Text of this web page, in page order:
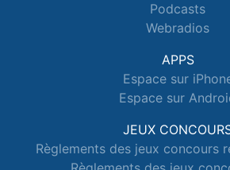
Podcasts
Webradios
APPS
Espace sur
Espace sur
JEUX
Règlements des jeux concours